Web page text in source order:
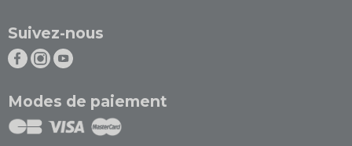
Suivez-nous
Modes de paiement